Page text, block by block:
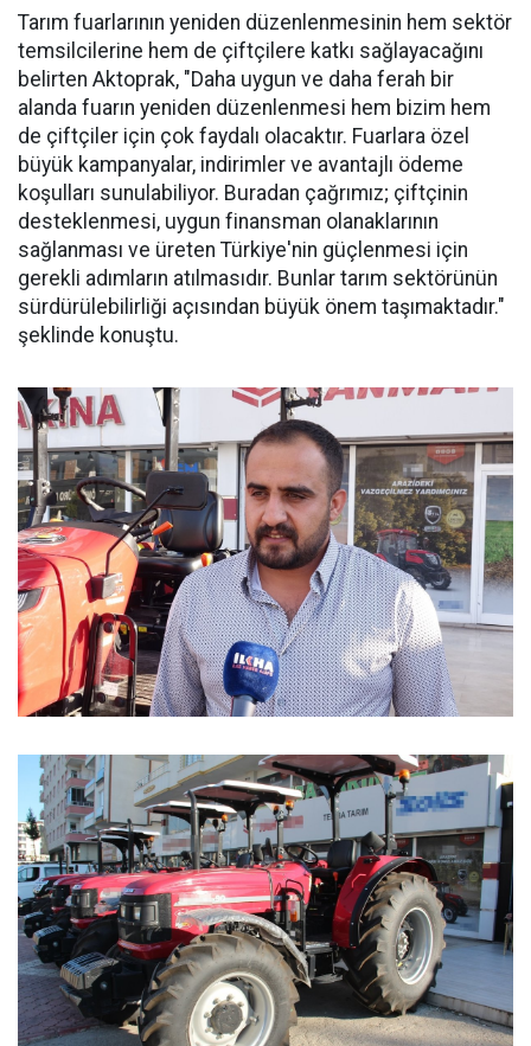
Tarım fuarlarının yeniden düzenlenmesinin hem sektör
temsilcilerine hem de çiftçilere katkı sağlayacağını
belirten Aktoprak, "Daha uygun ve daha ferah bir
alanda fuarın yeniden düzenlenmesi hem bizim hem
de çiftçiler için çok faydalı olacaktır. Fuarlara özel
büyük kampanyalar, indirimler ve avantajlı ödeme
koşulları sunulabiliyor. Buradan çağrımız; çiftçinin
desteklenmesi, uygun finansman olanaklarının
sağlanması ve üreten Türkiye'nin güçlenmesi için
gerekli adımların atılmasıdır. Bunlar tarım sektörünün
sürdürülebilirliği açısından büyük önem taşımaktadır."
şeklinde konuştu.